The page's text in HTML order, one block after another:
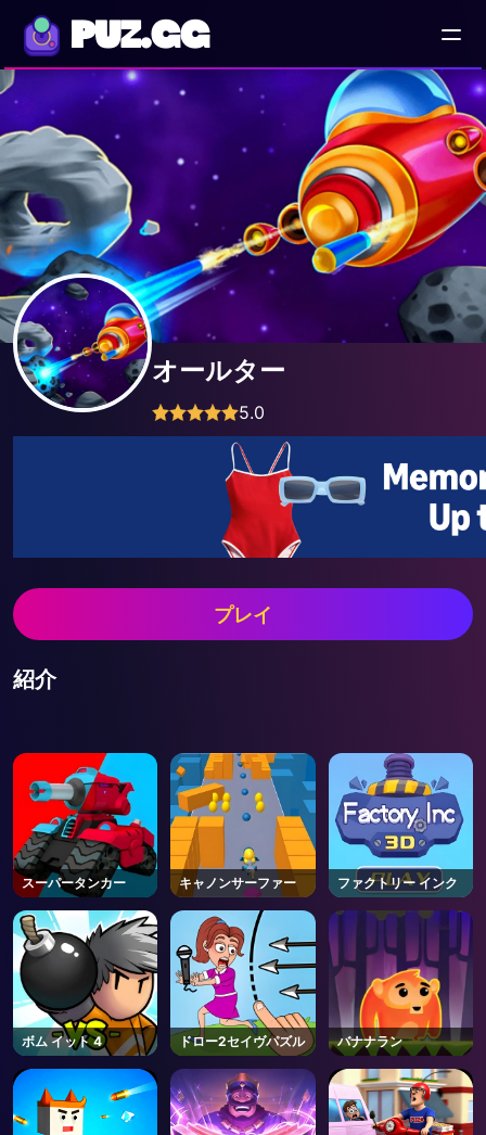
PUZ.GG
オールター
5.0
プレイ
紹介
スーパータンカー キャノンサーファー ファクトリー インク
ボム イット 4 ドロー2セイヴパズル バナナラン